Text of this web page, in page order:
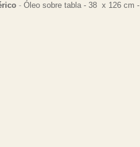
-Óleo sobre tabla - 38 x 126 cm -